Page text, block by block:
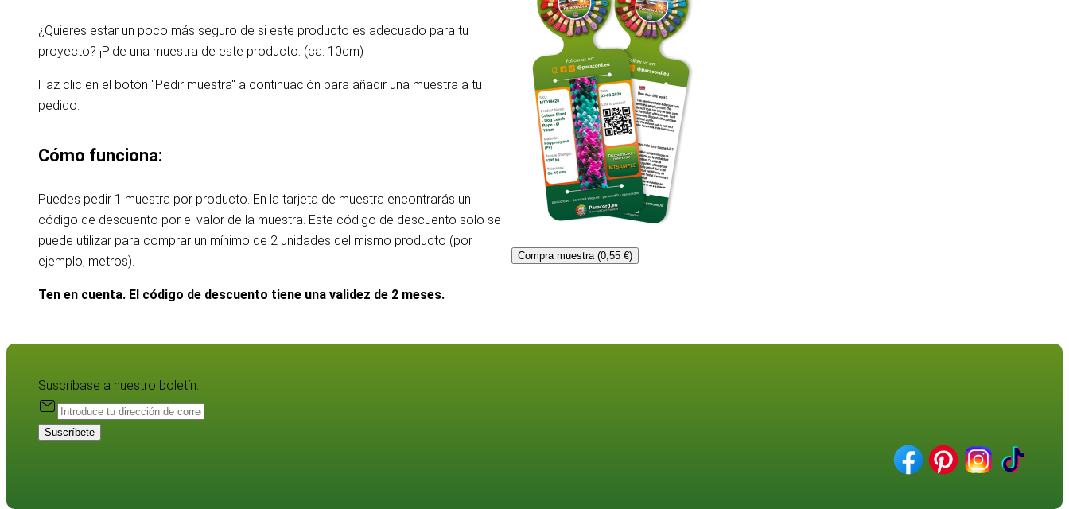
¿Quieres estar un poco más seguro de si este producto es adecuado para tu
proyecto? ¡Pide una muestra de este producto. (ca. 10cm)
Haz clic en el botón "Pedir muestra" a continuación para añadir una muestra a tu
pedido.
Cómo funciona:
Puedes pedir 1 muestra por producto. En la tarjeta de muestra encontrarás un
código de descuento por el valor de la muestra. Este código de descuento solo se
puede utilizar para comprar un mínimo de 2 unidades del mismo producto (por
ejemplo, metros).
Ten en cuenta. El código de descuento tiene una validez de 2 meses.
Compra muestra (0,55 €)
Suscríbase a nuestro boletín:
Suscríbete